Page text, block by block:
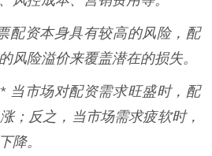
配资本身具有较高的风险，配
风险溢价来覆盖潜在的损失。
当市场对配资需求旺盛时，配
；反之，当市场需求疲软时，
降。